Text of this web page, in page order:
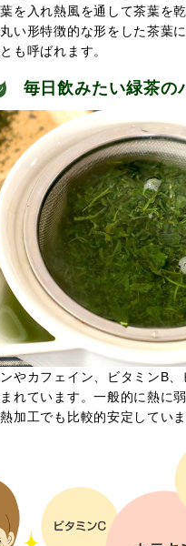
を入れ熱風を通して茶葉を
い形特徴的な形をした茶葉
も呼ばれます。
毎日飲みたい緑茶の
やカフェイン、ビタミンB、
れています。一般的に熱に
加工でも比較的安定していま